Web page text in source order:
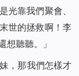
光靠我們聚會、
世的拯救啊！李
想聽聽。」
，那我們怎樣才